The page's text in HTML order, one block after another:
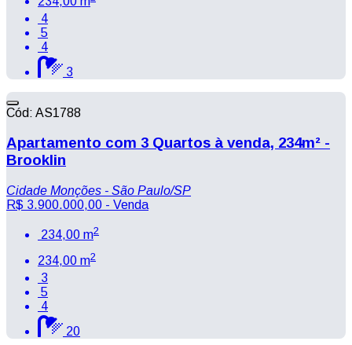
4
5
4
3
Cód: AS1788
Apartamento com 3 Quartos à venda, 234m² -
Brooklin
Cidade Monções - São Paulo/SP
R$ 3.900.000,00 - Venda
234,00 m2
234,00 m2
3
5
4
20